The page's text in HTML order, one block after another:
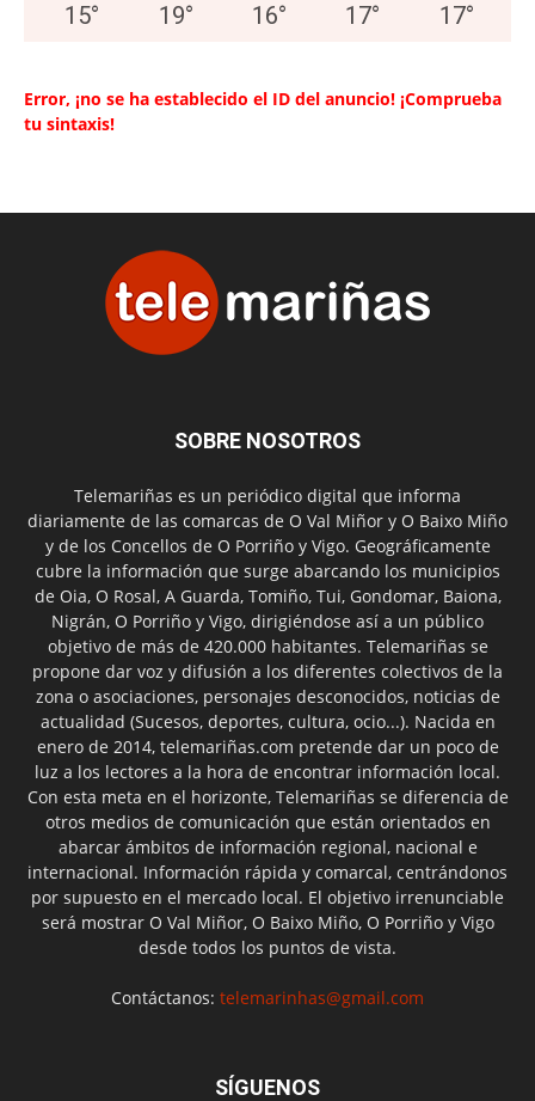
15° 19° 16° 17° 17°
Error, ¡no se ha establecido el ID del anuncio! ¡Comprueba
tu sintaxis!
SOBRE NOSOTROS
Telemariñas es un periódico digital que informa
diariamente de las comarcas de O Val Miñor y O Baixo Miño
y de los Concellos de O Porriño y Vigo. Geográficamente
cubre la información que surge abarcando los municipios
de Oia, O Rosal, A Guarda, Tomiño, Tui, Gondomar, Baiona,
Nigrán, O Porriño y Vigo, dirigiéndose así a un público
objetivo de más de 420.000 habitantes. Telemariñas se
propone dar voz y difusión a los diferentes colectivos de la
zona o asociaciones, personajes desconocidos, noticias de
actualidad (Sucesos, deportes, cultura, ocio...). Nacida en
enero de 2014, telemariñas.com pretende dar un poco de
luz a los lectores a la hora de encontrar información local.
Con esta meta en el horizonte, Telemariñas se diferencia de
otros medios de comunicación que están orientados en
abarcar ámbitos de información regional, nacional e
internacional. Información rápida y comarcal, centrándonos
por supuesto en el mercado local. El objetivo irrenunciable
será mostrar O Val Miñor, O Baixo Miño, O Porriño y Vigo
desde todos los puntos de vista.
Contáctanos: telemarinhas@gmail.com
SÍGUENOS